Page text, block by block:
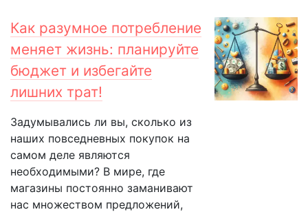
Как разумное потребление
меняет жизнь: планируйте
бюджет и избегайте
лишних трат!
Задумывались ли вы, сколько из
наших повседневных покупок на
самом деле являются
необходимыми? В мире, где
магазины постоянно заманивают
нас множеством предложений,